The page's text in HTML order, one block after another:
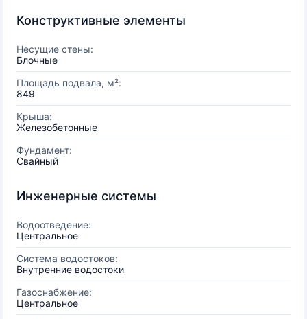
Конструктивные элементы
Несущие стены:
Блочные
Площадь подвала, м²:
849
Крыша:
Железобетонные
Фундамент:
Свайный
Инженерные системы
Водоотведение:
Центральное
Система водостоков:
Внутренние водостоки
Газоснабжение:
Центральное